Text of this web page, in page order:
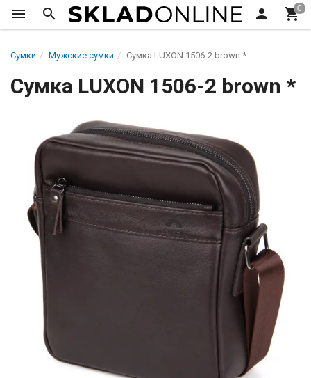
Сумки Мужские сумки Сумка LUXON 1506-2 brown *
Сумка LUXON 1506-2 brown *